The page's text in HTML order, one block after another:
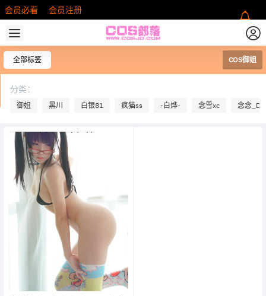
会员必看 会员注册
全部标签 COS御姐
分类：
御姐 黑川 白银81 疯猫ss -白烨- 念雪xc 念念_D